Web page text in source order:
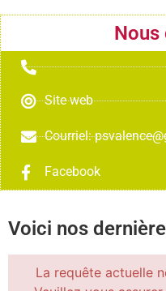
Site web
Courriel:
Facebook
Voici nos
La requête actuelle